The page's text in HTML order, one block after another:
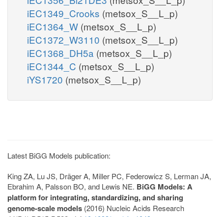
iEC1349_Crooks (metsox_S__L_p)
iEC1364_W (metsox_S__L_p)
iEC1372_W3110 (metsox_S__L_p)
iEC1368_DH5a (metsox_S__L_p)
iEC1344_C (metsox_S__L_p)
iYS1720 (metsox_S__L_p)
Latest BiGG Models publication:
King ZA, Lu JS, Dräger A, Miller PC, Federowicz S, Lerman JA,
Ebrahim A, Palsson BO, and Lewis NE. BiGG Models: A
platform for integrating, standardizing, and sharing
genome-scale models (2016) Nucleic Acids Research